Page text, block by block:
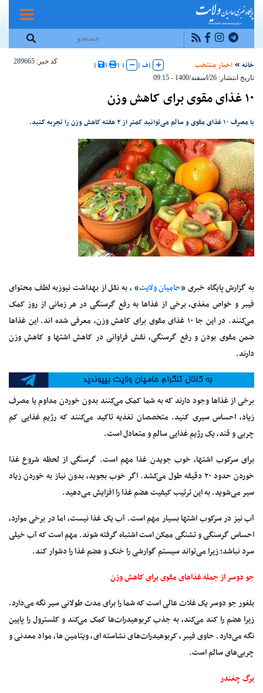
خانه اخبار منتخب |ف |
|
|
|
|
کد خبر: 289665
تاریخ انتشار: 26/اسفند/1400 - 09:15
۱۰ غذای مقوی برای کاهش وزن
با مصرف ۱۰ غذای مقوی و سالم می‌توانید کمتر از ۲ هفته کاهش وزن را تجربه کنید.
به گزارش پایگاه خبری «حامیان ولایت» ، به نقل از بهداشت نیوزبه لطف محتوای
فیبر و خواص مغذی، برخی از غذاها به رفع گرسنگی در هر زمانی از روز کمک
می‌کنند. در این جا ۱۰ غذای مقوی برای کاهش وزن، معرفی شده اند. این غذاها
ضمن مقوی بودن و رفع گرسنگی، نقش فراوانی در کاهش اشتها و کاهش وزن
دارند.
برخی از غذاها وجود دارند که به شما کمک می‌کنند بدون خوردن مداوم یا مصرف
زیاد، احساس سیری کنید. متخصصان تغذیه تاکید می‌کنند که رژیم غذایی کم
چربی و قند، یک رژیم غذایی سالم و متعادل است.
برای سرکوب اشتها، خوب جویدن غذا مهم است. گرسنگی از لحظه شروع غذا
خوردن حدود ۲۰ دقیقه طول می‌کشد. اگر خوب بجوید، بدون نیاز به خوردن زیاد
سیر می‌شوید. به این ترتیب کیفیت هضم غذا را افزایش می‌دهید.
آب نیز در سرکوب اشتها بسیار مهم است. آب یک غذا نیست، اما در برخی موارد،
احساس گرسنگی و تشنگی ممکن است اشتباه گرفته شوند. مهم است که آب خیلی
سرد نباشد؛ زیرا می‌تواند سیستم گوارشی را خنک و هضم غذا را دشوار کند.
جو دوسر از جمله غذاهای مقوی برای کاهش وزن
بلغور جو دوسر یک غلات عالی است که شما را برای مدت طولانی سیر نگه می‌دارد.
زیرا هضم را کند می‌کند، به جذب کربوهیدرات‌ها کمک می‌کند و کلسترول را پایین
نگه می‌دارد. حاوی فیبر، کربوهیدرات‌های نشاسته ای، ویتامین ها، مواد معدنی و
چربی‌های سالم است.
برگ چغندر